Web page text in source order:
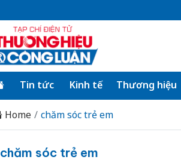
Tin tức Kinh tế Thương hiệu
Home chăm sóc trẻ em
chăm sóc trẻ em